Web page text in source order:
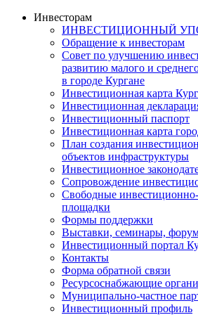
Инвесторам
ИНВЕСТИЦИОННЫЙ
Обращение к инвесторам
Совет по улучшению
развитию малого и
в городе Кургане
Инвестиционная карта
Инвестиционная
Инвестиционный паспорт
Инвестиционная карта
План создания
объектов инфраструктуры
Инвестиционное
Сопровождение
Свободные
площадки
Формы поддержки
Выставки, семинары,
Инвестиционный портал
Контакты
Форма обратной связи
Ресурсоснабжающие
Муниципально-частное
Инвестиционный профиль